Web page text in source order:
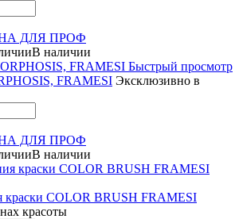
ДЛЯ ПРОФ
В наличии
Быстрый просмотр
FRAMESI Эксклюзивно в
ДЛЯ ПРОФ
В наличии
краски COLOR BRUSH FRAMESI
красоты